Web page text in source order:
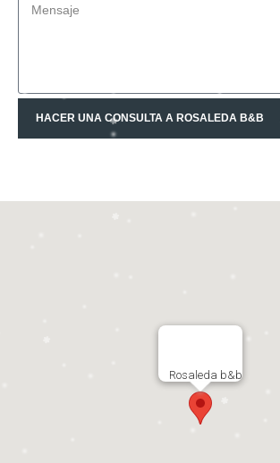
HACER UNA CONSULTA A ROSALEDA B&B
Rosaleda b&b